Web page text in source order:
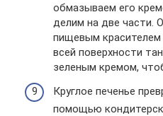
обмазываем его
делим на две части.
пищевым красителем
всей поверхности
зеленым кремом,
Круглое печенье
помощью